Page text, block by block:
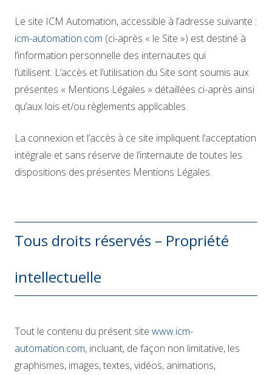
Le site ICM Automation, accessible à l’adresse suivante :
icm-automation.com (ci-après « le Site ») est destiné à
l’information personnelle des internautes qui
l’utilisent. L’accès et l’utilisation du Site sont soumis aux
présentes « Mentions Légales » détaillées ci-après ainsi
qu’aux lois et/ou règlements applicables.
La connexion et l’accès à ce site impliquent l’acceptation
intégrale et sans réserve de l’internaute de toutes les
dispositions des présentes Mentions Légales.
Tous droits réservés – Propriété
intellectuelle
Tout le contenu du présent site www.icm-
automation.com, incluant, de façon non limitative, les
graphismes, images, textes, vidéos, animations,